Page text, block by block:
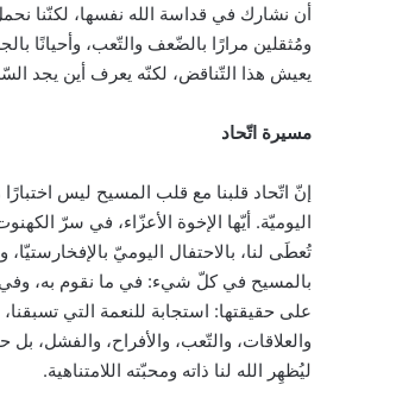
ومُثقلين مرارًا بالضّعف والتّعب،
يعيش هذا التّناقض، لكنّه يعرف أين يجد
مسيرة اتّحاد
إنّ اتّحاد قلبنا مع قلب المسيح ليس
اليوميّة. أيّها الإخوة الأعزّاء، في سرّ
تُعطَى لنا، بالاحتفال اليوميّ
بالمسيح في كلّ شيء: في ما نقوم به، وفي
على حقيقتها: استجابة للنعمة التي
والعلاقات، والتّعب، والأفراح، والفشل،
ليُظهِر الله لنا ذاته ومحبّته اللامتناهية.